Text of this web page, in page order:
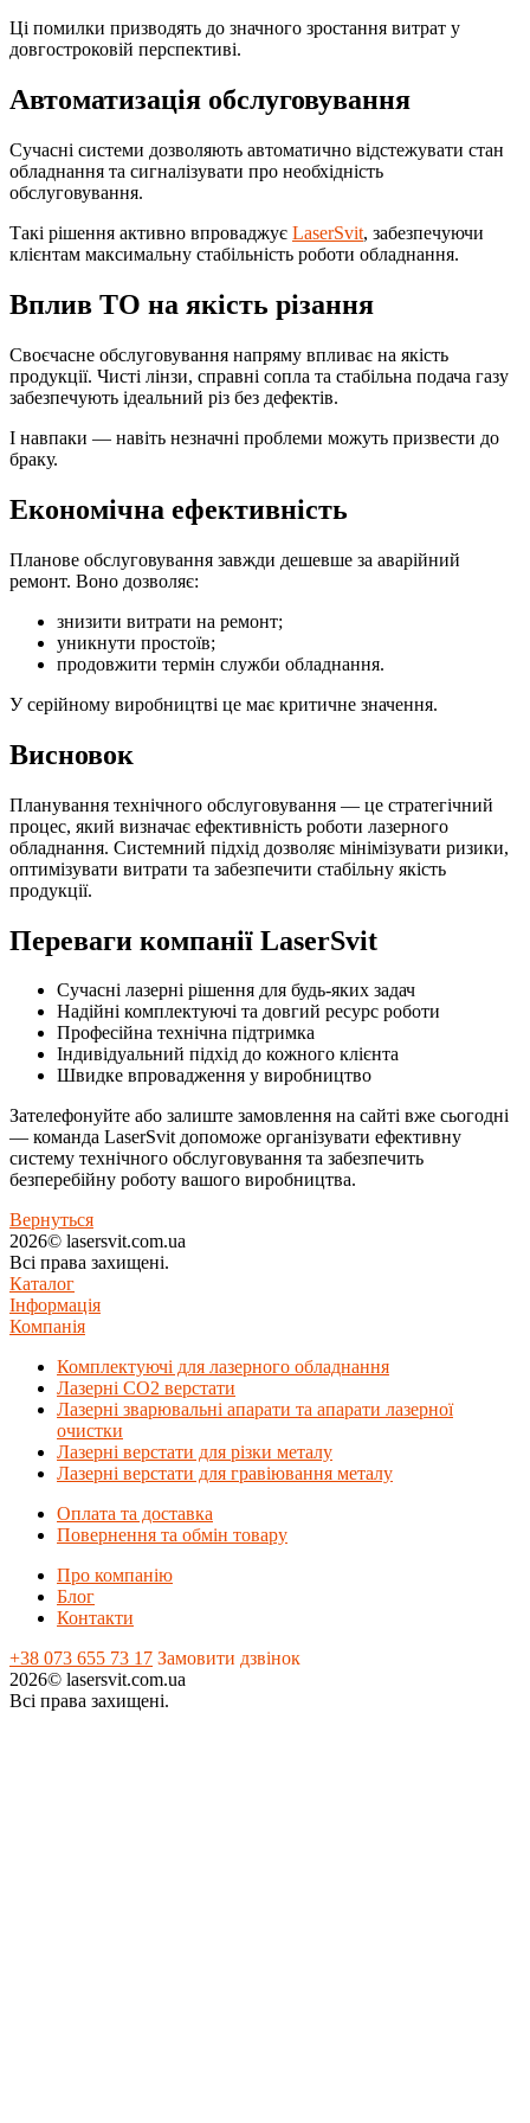
Ці помилки призводять до значного зростання витрат у
довгостроковій перспективі.
Автоматизація обслуговування
Сучасні системи дозволяють автоматично відстежувати стан
обладнання та сигналізувати про необхідність
обслуговування.
Такі рішення активно впроваджує LaserSvit, забезпечуючи
клієнтам максимальну стабільність роботи обладнання.
Вплив ТО на якість різання
Своєчасне обслуговування напряму впливає на якість
продукції. Чисті лінзи, справні сопла та стабільна подача газу
забезпечують ідеальний різ без дефектів.
І навпаки — навіть незначні проблеми можуть призвести до
браку.
Економічна ефективність
Планове обслуговування завжди дешевше за аварійний
ремонт. Воно дозволяє:
знизити витрати на ремонт;
уникнути простоїв;
продовжити термін служби обладнання.
У серійному виробництві це має критичне значення.
Висновок
Планування технічного обслуговування — це стратегічний
процес, який визначає ефективність роботи лазерного
обладнання. Системний підхід дозволяє мінімізувати ризики,
оптимізувати витрати та забезпечити стабільну якість
продукції.
Переваги компанії LaserSvit
Сучасні лазерні рішення для будь-яких задач
Надійні комплектуючі та довгий ресурс роботи
Професійна технічна підтримка
Індивідуальний підхід до кожного клієнта
Швидке впровадження у виробництво
Зателефонуйте або залиште замовлення на сайті вже сьогодні
— команда LaserSvit допоможе організувати ефективну
систему технічного обслуговування та забезпечить
безперебійну роботу вашого виробництва.
Вернуться
2026© lasersvit.com.ua
Всі права захищені.
Каталог
Інформація
Компанія
Комплектуючі для лазерного обладнання
Лазерні СО2 верстати
Лазерні зварювальні апарати та апарати лазерної
очистки
Лазерні верстати для різки металу
Лазерні верстати для гравіювання металу
Оплата та доставка
Повернення та обмін товару
Про компанію
Блог
Контакти
+38 073 655 73 17 Замовити дзвінок
2026© lasersvit.com.ua
Всі права захищені.